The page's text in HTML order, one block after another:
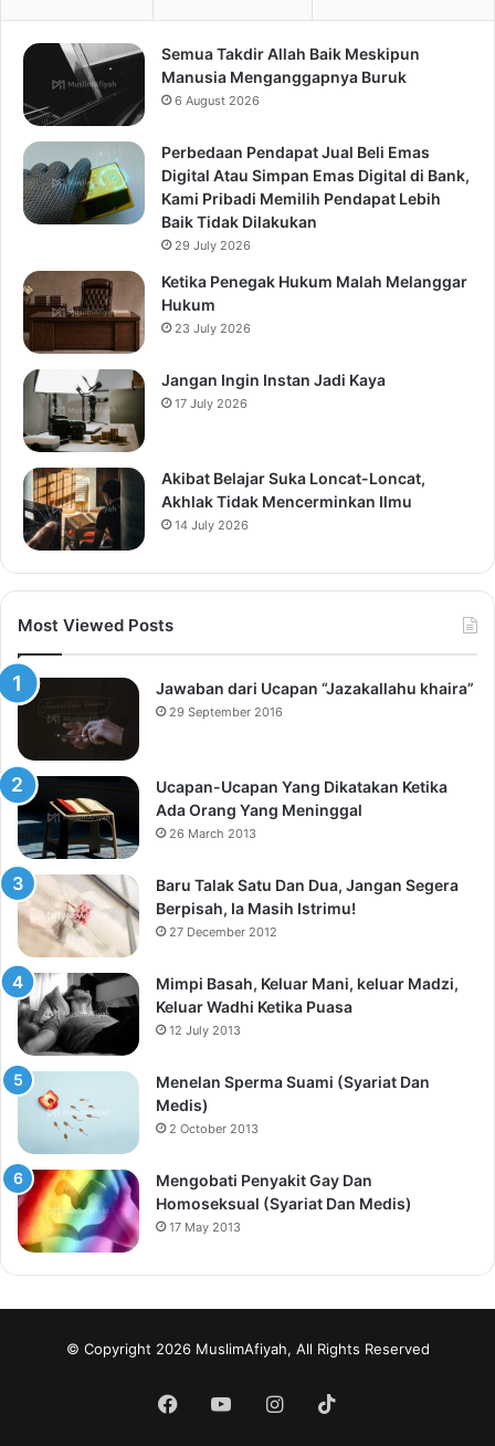
Semua Takdir Allah Baik Meskipun
Manusia Menganggapnya Buruk
6 August 2026
Perbedaan Pendapat Jual Beli Emas
Digital Atau Simpan Emas Digital di Bank,
Kami Pribadi Memilih Pendapat Lebih
Baik Tidak Dilakukan
29 July 2026
Ketika Penegak Hukum Malah Melanggar
Hukum
23 July 2026
Jangan Ingin Instan Jadi Kaya
17 July 2026
Akibat Belajar Suka Loncat-Loncat,
Akhlak Tidak Mencerminkan Ilmu
14 July 2026
Most Viewed Posts
Jawaban dari Ucapan “Jazakallahu khaira”
29 September 2016
Ucapan-Ucapan Yang Dikatakan Ketika
Ada Orang Yang Meninggal
26 March 2013
Baru Talak Satu Dan Dua, Jangan Segera
Berpisah, Ia Masih Istrimu!
27 December 2012
Mimpi Basah, Keluar Mani, keluar Madzi,
Keluar Wadhi Ketika Puasa
12 July 2013
Menelan Sperma Suami (Syariat Dan
Medis)
2 October 2013
Mengobati Penyakit Gay Dan
Homoseksual (Syariat Dan Medis)
17 May 2013
© Copyright 2026 MuslimAfiyah, All Rights Reserved
Facebook
YouTubeInstagram